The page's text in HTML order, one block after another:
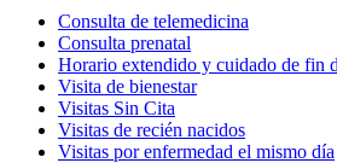
Consulta de telemedicina
Consulta prenatal
Horario extendido y cuidado de fin
Visita de bienestar
Visitas Sin Cita
Visitas de recién nacidos
Visitas por enfermedad el mismo día